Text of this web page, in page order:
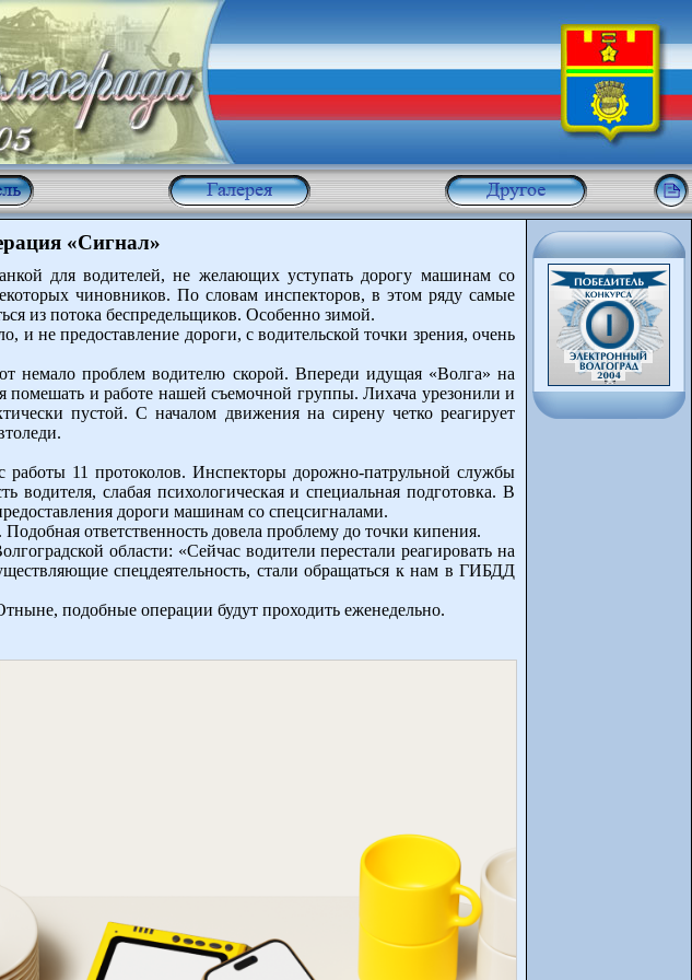
«Сигнал»
для водителей, не желающих уступать дорогу машинам со
чиновников. По словам инспекторов, в этом ряду самые
из потока беспредельщиков. Особенно зимой.
и не предоставление дороги, с водительской точки зрения, очень
немало проблем водителю скорой. Впереди идущая «Волга» на
помешать и работе нашей съемочной группы. Лихача урезонили и
пустой. С началом движения на сирену четко реагирует
11 протоколов. Инспекторы дорожно-патрульной службы
слабая психологическая и специальная подготовка. В
дороги машинам со спецсигналами.
ответственность довела проблему до точки кипения.
области: «Сейчас водители перестали реагировать на
спецдеятельность, стали обращаться к нам в ГИБДД
подобные операции будут проходить еженедельно.